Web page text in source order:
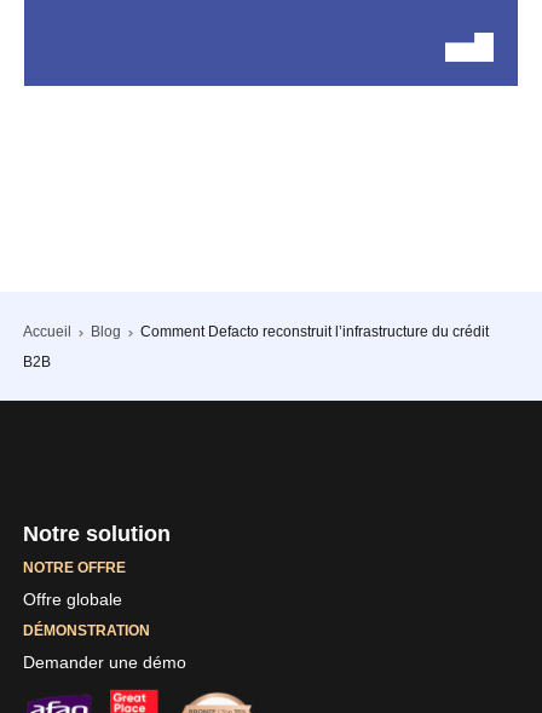
Accueil Blog
Comment Defacto reconstruit l’infrastructure du crédit
B2B
Notre solution
NOTRE OFFRE
Offre globale
DÉMONSTRATION
Demander une démo